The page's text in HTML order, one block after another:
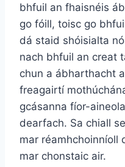
bhfuil an fhaisnéis
go fóill, toisc go
dá staid shóisialta
nach bhfuil an creat
chun a ábharthacht
freagairtí
gcásanna fíor-
dearfach. Sa chiall
mar réamhchoinníoll
mar chonstaic air.